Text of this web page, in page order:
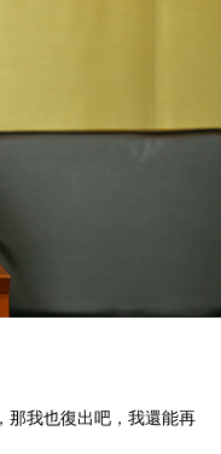
那我也復出吧，我還能再